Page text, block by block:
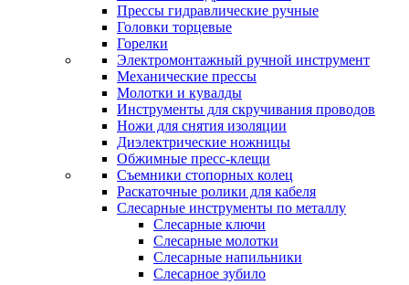
Прессы гидравлические ручные
Головки торцевые
Горелки
Электромонтажный ручной инструмент
Механические прессы
Молотки и кувалды
Инструменты для скручивания проводов
Ножи для снятия изоляции
Диэлектрические ножницы
Обжимные пресс-клещи
Съемники стопорных колец
Раскаточные ролики для кабеля
Слесарные инструменты по металлу
Слесарные ключи
Слесарные молотки
Слесарные напильники
Слесарное зубило